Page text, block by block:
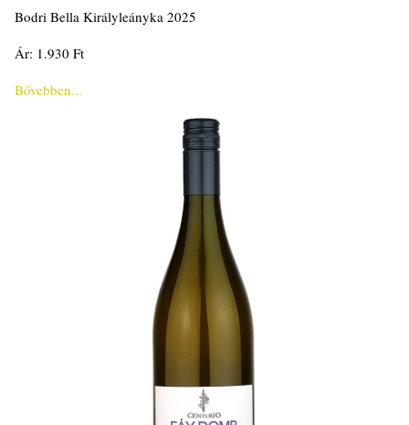
Bodri Bella Királyleányka 2025
Ár: 1.930 Ft
Bővebben...